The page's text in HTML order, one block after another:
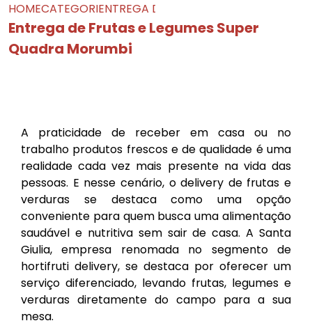
HOMECATEGORIASENTREGA DE FRUTAS E LEGUMES
Entrega de Frutas e Legumes Super
Quadra Morumbi
A praticidade de receber em casa ou no
trabalho produtos frescos e de qualidade é uma
realidade cada vez mais presente na vida das
pessoas. E nesse cenário, o delivery de frutas e
verduras se destaca como uma opção
conveniente para quem busca uma alimentação
saudável e nutritiva sem sair de casa. A Santa
Giulia, empresa renomada no segmento de
hortifruti delivery, se destaca por oferecer um
serviço diferenciado, levando frutas, legumes e
verduras diretamente do campo para a sua
mesa.